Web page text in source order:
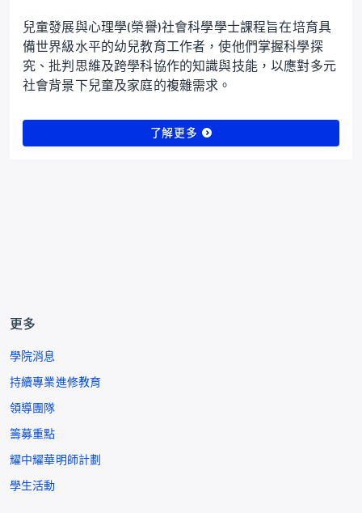
兒童發展與心理學(榮譽)社會科學學士課程旨在培育具
備世界級水平的幼兒教育工作者，使他們掌握科學探
究、批判思維及跨學科協作的知識與技能，以應對多元
社會背景下兒童及家庭的複雜需求。
了解更多
更多
學院消息
持續專業進修教育
領導團隊
籌募重點
耀中耀華明師計劃
學生活動